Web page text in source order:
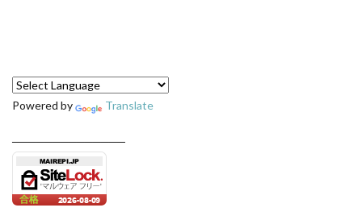
Powered by Translate
──────────────